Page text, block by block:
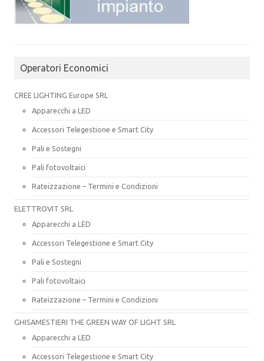
Operatori Economici
CREE LIGHTING Europe SRL
Apparecchi a LED
Accessori Telegestione e Smart City
Pali e Sostegni
Pali fotovoltaici
Rateizzazione – Termini e Condizioni
ELETTROVIT SRL
Apparecchi a LED
Accessori Telegestione e Smart City
Pali e Sostegni
Pali fotovoltaici
Rateizzazione – Termini e Condizioni
GHISAMESTIERI THE GREEN WAY OF LIGHT SRL
Apparecchi a LED
Accessori Telegestione e Smart City